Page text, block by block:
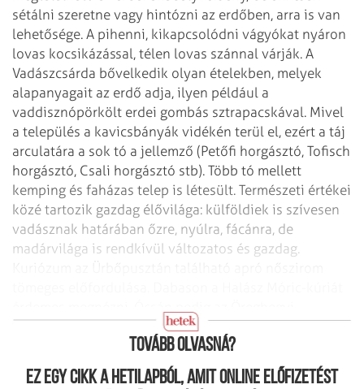
sétálni szeretne vagy hintózni az erdőben, arra is van
lehetősége. A pihenni, kikapcsolódni vágyókat nyáron
lovas kocsikázással, télen lovas szánnal várják. A
Vadászcsárda bővelkedik olyan ételekben, melyek
alapanyagait az erdő adja, ilyen például a
vaddisznópörkölt erdei gombás sztrapacskával. Mivel
a település a kavicsbányák vidékén terül el, ezért a táj
arculatára a sok tó a jellemző (Petőfi horgásztó, Tofisch
horgásztó, Csali horgásztó stb). Több tó mellett
kemping és faházas telep is létesült. Természeti értékei
közé tartozik gazdag élővilága: külföldiek is szívesen
vadásznak határában őzre, nyúlra, fácánra, de
madárvilága is rendkívül változatos és gazdag.
pincesoron a helyi borokat kóstolhatjuk meg.
Tovább olvasná?
Ez egy cikk a hetilapból, amit online előfizetést